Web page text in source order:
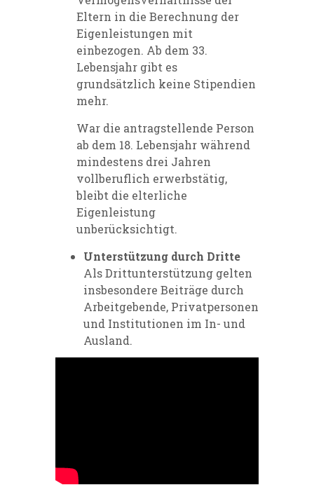
Eltern in die Berechnung der
Eigenleistungen mit
einbezogen. Ab dem 33.
Lebensjahr gibt es
grundsätzlich keine Stipendien
mehr.
War die antragstellende Person
ab dem 18. Lebensjahr während
mindestens drei Jahren
vollberuflich erwerbstätig,
bleibt die elterliche
Eigenleistung
unberücksichtigt.
Unterstützung durch Dritte
Als Drittunterstützung gelten
insbesondere Beiträge durch
Arbeitgebende, Privatpersonen
und Institutionen im In- und
Ausland.